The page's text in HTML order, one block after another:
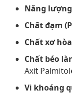
Năng
Chất đạm
Chất xơ
Chất béo
Axit
Vi khoáng